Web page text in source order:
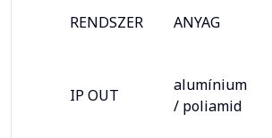
RENDSZER ANYAG
IP OUT
alumínium
/ poliamid